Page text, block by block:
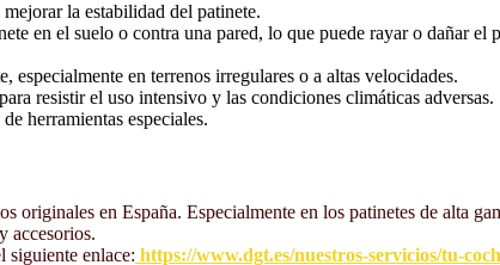
la estabilidad del patinete.
en el suelo o contra una pared, lo que puede rayar o dañar
especialmente en terrenos irregulares o a altas velocidades.
resistir el uso intensivo y las condiciones climáticas adversas.
herramientas especiales.
originales en España. Especialmente en los patinetes de alta
accesorios.
siguiente enlace: https://www.dgt.es/nuestros-servicios/tu-